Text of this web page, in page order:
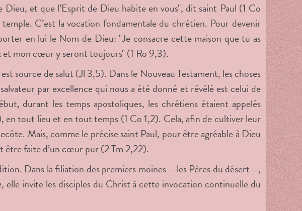
Dieu, et que l’Esprit de Dieu habite en vous", dit saint Paul (1 Co
C’est la vocation fondamentale du chrétien. Pour devenir
en lui le Nom de Dieu: "Je consacre cette maison que tu as
et mon cœur y seront toujours" (1 Ro 9,3).
source de salut (Jl 3,5). Dans le Nouveau Testament, les choses
par excellence qui nous a été donné et révélé est celui de
durant les temps apostoliques, les chrétiens étaient appelés
en tout lieu et en tout temps (1 Co 1,2). Cela, afin de cultiver leur
Mais, comme le précise saint Paul, pour être agréable à Dieu
faite d’un cœur pur (2 Tm 2,22).
Dans la filiation des premiers moines – les Pères du désert –,
, elle invite les disciples du Christ à cette invocation continuelle du